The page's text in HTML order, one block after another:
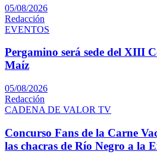
05/08/2026
Redacción
EVENTOS
Pergamino será sede del XIII
Maíz
05/08/2026
Redacción
CADENA DE VALOR TV
Concurso Fans de la Carne
las chacras de Río Negro a la